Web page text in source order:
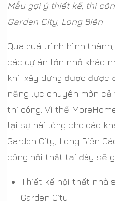
Mẫu gợi ý thiết kế, thi
Garden City, Long Biên
Qua quá trình hình
các dự án lớn nhỏ khác
khi xây dựng được được
năng lực chuyên môn
thi công. Vì thế
lại sự hài lòng cho các
Garden City, Long Biên
công nội thất tại đây sẽ
Thiết kế nội thất nhà
Garden City